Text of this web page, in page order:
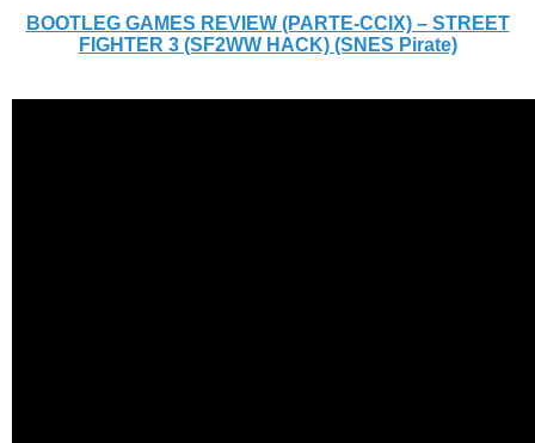
BOOTLEG GAMES REVIEW (PARTE-CCIX) – STREET
FIGHTER 3 (SF2WW HACK) (SNES Pirate)